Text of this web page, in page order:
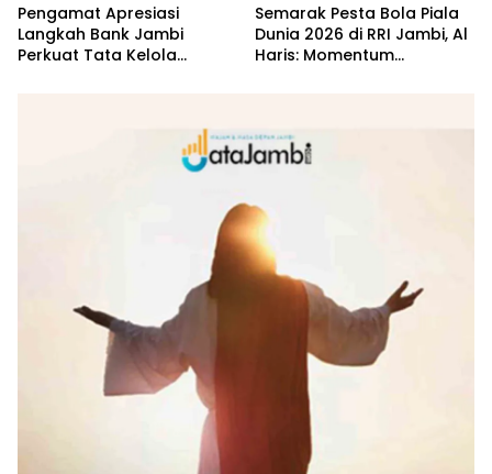
Pengamat Apresiasi
Langkah Bank Jambi
Perkuat Tata Kelola
Semarak Pesta Bola Piala
Dunia 2026 di RRI Jambi, Al
Haris: Momentum